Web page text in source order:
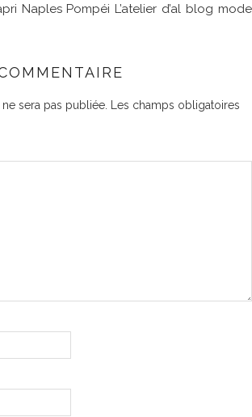
Naples Pompéi L’atelier d’al blog mode
sera pas publiée.
Les champs obligatoires